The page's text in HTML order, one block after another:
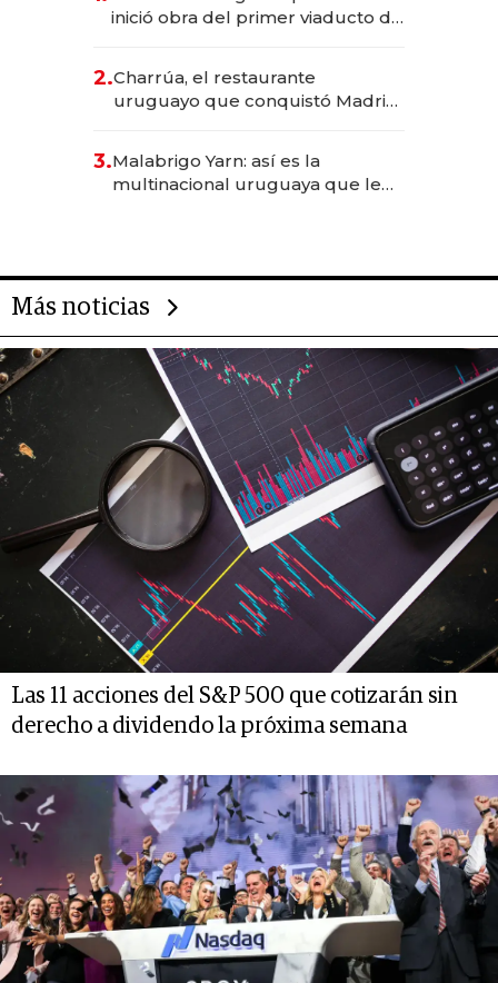
inició obra del primer viaducto de
millones
2.Charrúa, el restaurante
uruguayo que conquistó Madrid:
anticipación y prepara apertura
3.Malabrigo Yarn: así es la
multinacional uruguaya que le
Más noticias
Las 11 acciones del S&P 500 que cotizarán sin
derecho a dividendo la próxima semana